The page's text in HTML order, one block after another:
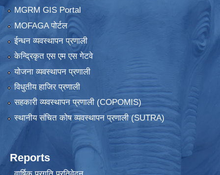
MGRM GIS Portal
MOFAGA पोर्टल
ईन्धन व्यवस्थापन प्रणाली
केन्द्रिकृत एस एम एस गेटवे
योजना व्यवस्थापन प्रणाली
विधुतीय हाजिर प्रणाली
सहकारी व्यवस्थापन प्रणाली (COPOMIS)
स्थानीय संचित कोष व्यवस्थापन प्रणाली (SUTRA)
Reports